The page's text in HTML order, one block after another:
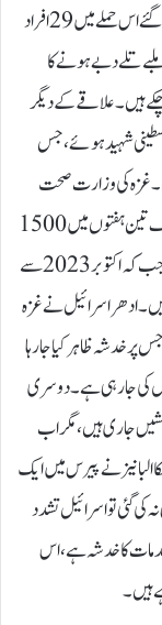
شہر کے مشرقی مضافات میں ایک کثیر المنزلہ عمارت پر کیے گئے اس حملے میں 29 افراد
اب بھی ملبے تلے دبے ہونے کا
چکے ہیں۔علاقے کے دیگر
اسرائیلی بمباری جاری رہی، جہاں مزید 9 فلسطینی شہید ہوئے، جس
شہادتوں کی مجموعی تعداد 38 ہوگئی۔غزہ کی وزارت صحت
کے مطابق، 18 مارچ کو جنگ بندی ختم ہونے کے بعد صرف تین ہفتوں میں 1500
فلسطینی شہید ہو چکے ہیں، جن میں بڑی تعداد بچوں کی ہے۔ جب کہ اکتوبر 2023 سے
ہیں۔ادھر اسرائیل نے غزہ
پر خدشہ ظاہر کیا جا رہا
کی جا رہی ہے۔دوسری
جاری ہیں، مگر اب
البانیز نے پیرس میں ایک
گئی تو اسرائیل تشدد
کا خدشہ ہے، اس
ہیں۔